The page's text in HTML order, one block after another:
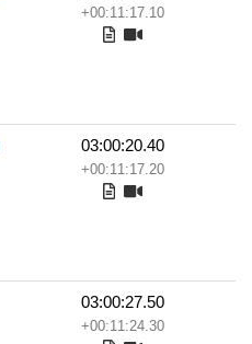
+00:11:17.10
03:00:20.40
+00:11:17.20
03:00:27.50
+00:11:24.30